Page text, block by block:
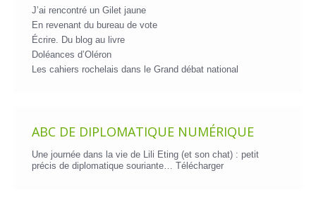
J’ai rencontré un Gilet jaune
En revenant du bureau de vote
Écrire. Du blog au livre
Doléances d’Oléron
Les cahiers rochelais dans le Grand débat national
ABC DE DIPLOMATIQUE NUMÉRIQUE
Une journée dans la vie de Lili Eting (et son chat) : petit
précis de diplomatique souriante… Télécharger